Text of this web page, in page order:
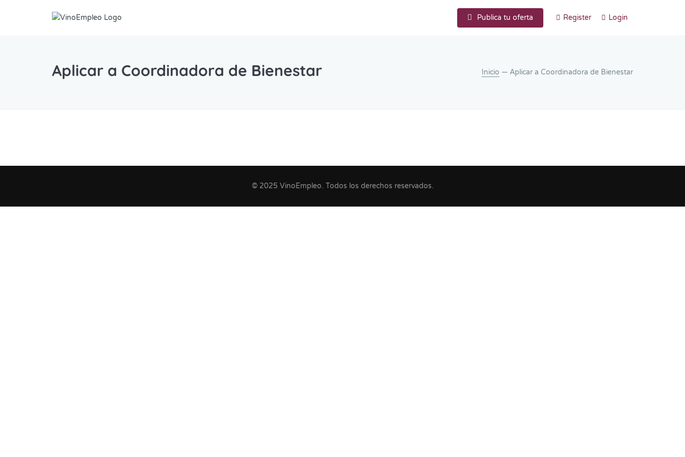
Publica tu oferta Register Login
Aplicar a Coordinadora de Bienestar Inicio — Aplicar a Coordinadora de Bienestar
© 2025 VinoEmpleo. Todos los derechos reservados.